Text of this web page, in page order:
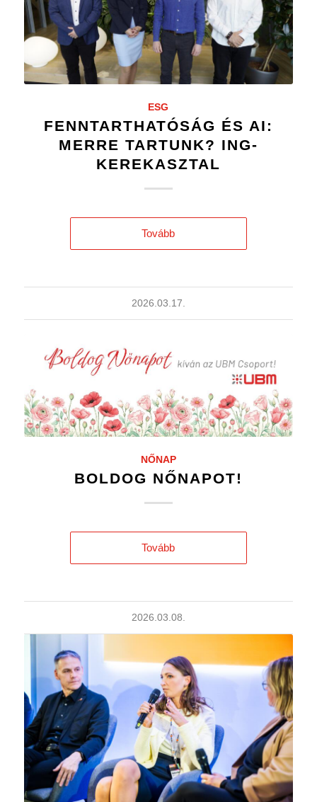
ESG
FENNTARTHATÓSÁG ÉS AI:
MERRE TARTUNK? ING-
KEREKASZTAL
Tovább
2026.03.17.
NŐNAP
BOLDOG NŐNAPOT!
Tovább
2026.03.08.